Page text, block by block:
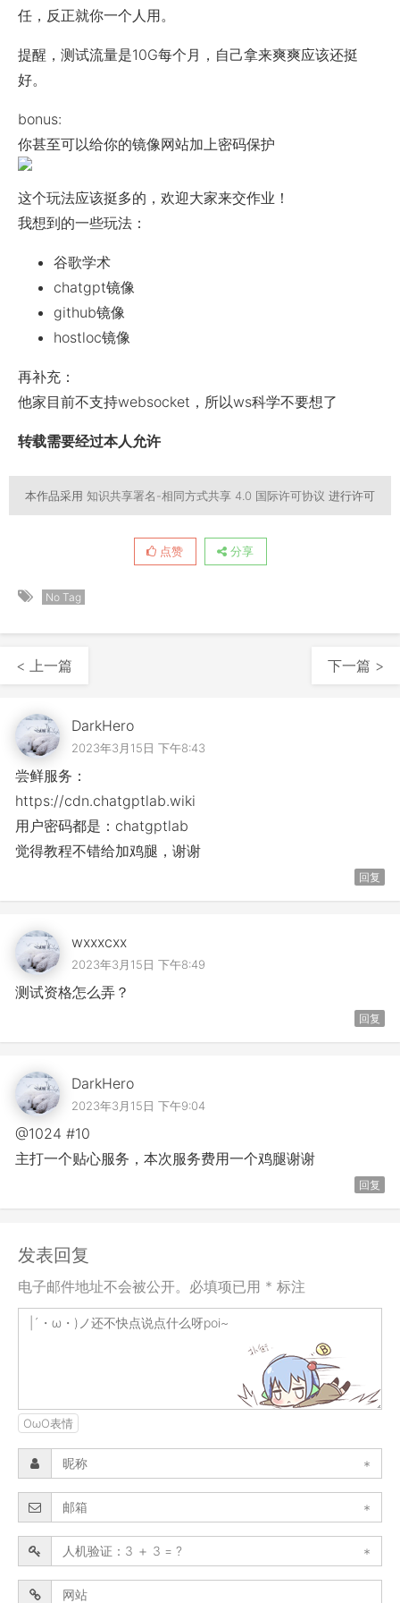
任，反正就你一个人用。
提醒，测试流量是10G每个月，自己拿来爽爽应该还挺
好。
bonus:
你甚至可以给你的镜像网站加上密码保护
这个玩法应该挺多的，欢迎大家来交作业！
我想到的一些玩法：
谷歌学术
chatgpt镜像
github镜像
hostloc镜像
再补充：
他家目前不支持websocket，所以ws科学不要想了
转载需要经过本人允许
本作品采用 知识共享署名-相同方式共享 4.0 国际许可协议 进行许可
点赞 分享
No Tag
< 上一篇 下一篇 >
DarkHero
2023年3月15日 下午8:43
尝鲜服务：
https://cdn.chatgptlab.wiki
用户密码都是：chatgptlab
觉得教程不错给加鸡腿，谢谢
回复
wxxxcxx
2023年3月15日 下午8:49
测试资格怎么弄？
回复
DarkHero
2023年3月15日 下午9:04
@1024 #10
主打一个贴心服务，本次服务费用一个鸡腿谢谢
回复
发表回复
电子邮件地址不会被公开。必填项已用 * 标注
OωO表情
*
*
*